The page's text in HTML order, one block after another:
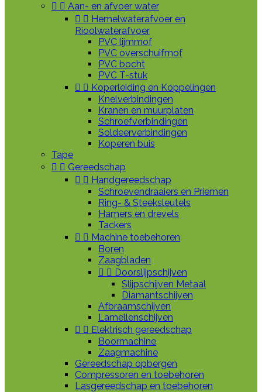
  Aan- en afvoer water
  Hemelwaterafvoer en
Rioolwaterafvoer
PVC lijmmof
PVC overschuifmof
PVC bocht
PVC T-stuk
  Koperleiding en Koppelingen
Knelverbindingen
Kranen en muurplaten
Schroefverbindingen
Soldeerverbindingen
Koperen buis
Tape
  Gereedschap
  Handgereedschap
Schroevendraaiers en Priemen
Ring- & Steeksleutels
Hamers en drevels
Tackers
  Machine toebehoren
Boren
Zaagbladen
  Doorslijpschijven
Slijpschijven Metaal
Diamantschijven
Afbraamschijven
Lamellenschijven
  Elektrisch gereedschap
Boormachine
Zaagmachine
Gereedschap opbergen
Compressoren en toebehoren
Lasgereedschap en toebehoren